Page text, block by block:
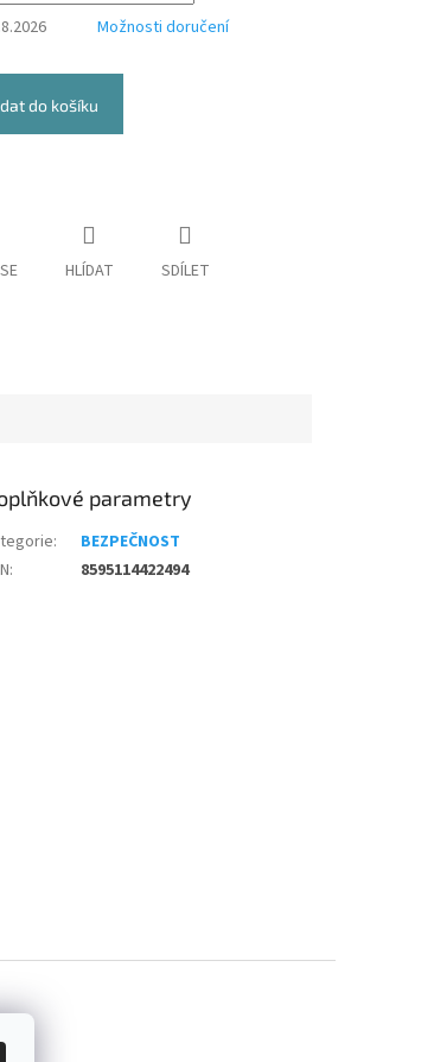
Možnosti doručení
do košíku
HLÍDAT SDÍLET
parametry
:
BEZPEČNOST
: 8595114422494